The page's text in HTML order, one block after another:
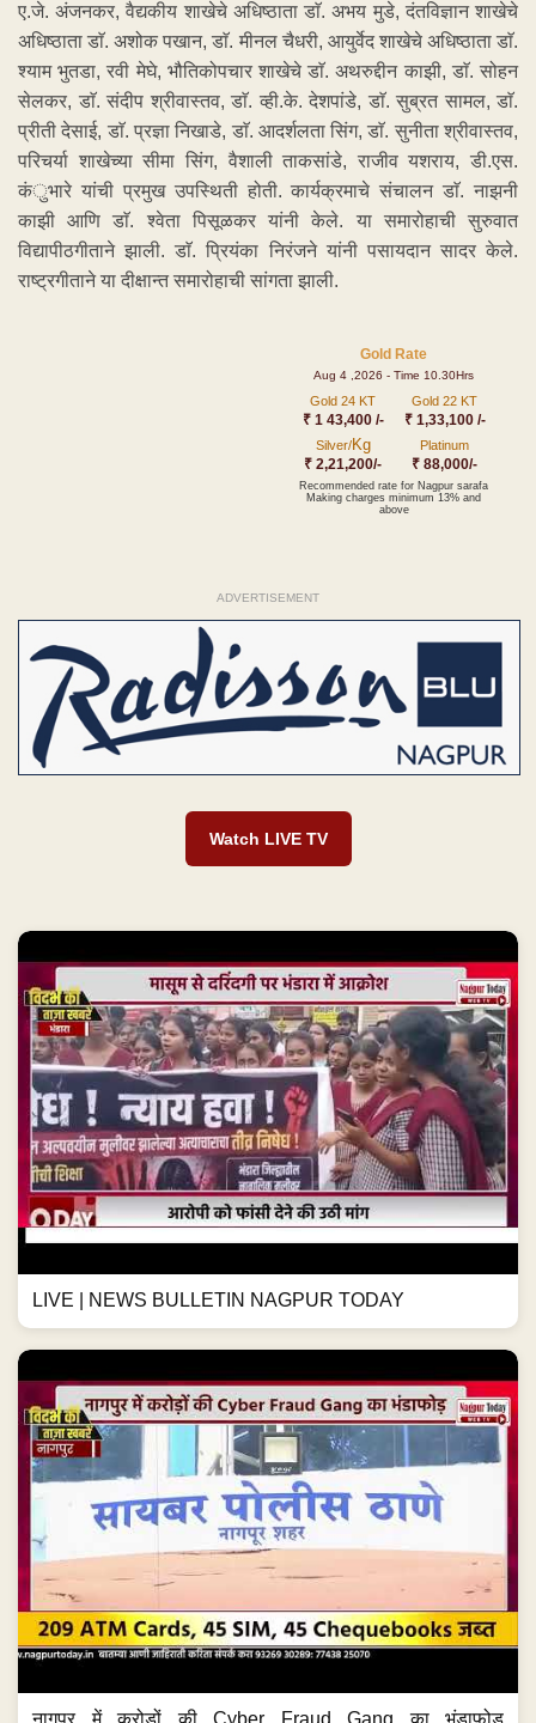
ए.जे. अंजनकर, वैद्यकीय शाखेचे अधिष्ठाता डाॅ. अभय मुडे, दंतविज्ञान शाखेचे
अधिष्ठाता डाॅ. अशोक पखान, डाॅ. मीनल चैधरी, आयुर्वेद शाखेचे अधिष्ठाता डाॅ.
श्याम भुतडा, रवी मेघे, भौतिकोपचार शाखेचे डाॅ. अथरुद्दीन काझी, डाॅ. सोहन
सेलकर, डाॅ. संदीप श्रीवास्तव, डाॅ. व्ही.के. देशपांडे, डाॅ. सुब्रत सामल, डाॅ.
प्रीती देसाई, डाॅ. प्रज्ञा निखाडे, डाॅ. आदर्शलता सिंग, डाॅ. सुनीता श्रीवास्तव,
परिचर्या शाखेच्या सीमा सिंग, वैशाली ताकसांडे, राजीव यशराय, डी.एस.
कंुभारे यांची प्रमुख उपस्थिती होती. कार्यक्रमाचे संचालन डाॅ. नाझनी
काझी आणि डाॅ. श्वेता पिसूळकर यांनी केले. या समारोहाची सुरुवात
विद्यापीठगीताने झाली. डाॅ. प्रियंका निरंजने यांनी पसायदान सादर केले.
राष्ट्रगीताने या दीक्षान्त समारोहाची सांगता झाली.
Gold Rate
Aug 4 ,2026 - Time 10.30Hrs
Gold 24 KT
₹ 1 43,400 /-
Gold 22 KT
₹ 1,33,100 /-
Silver/Kg
₹ 2,21,200/-
Platinum
₹ 88,000/-
Recommended rate for Nagpur sarafa
Making charges minimum 13% and
above
ADVERTISEMENT
Watch LIVE TV
LIVE | NEWS BULLETIN NAGPUR TODAY
नागपुर में करोड़ों की Cyber Fraud Gang का भंडाफोड़